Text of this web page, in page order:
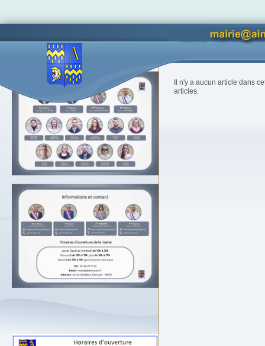
Accès lettres d'informations
Vous êtes ici : Accueil
Il n'y a aucun article dans
articles.